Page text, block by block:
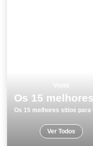
Ver Todos